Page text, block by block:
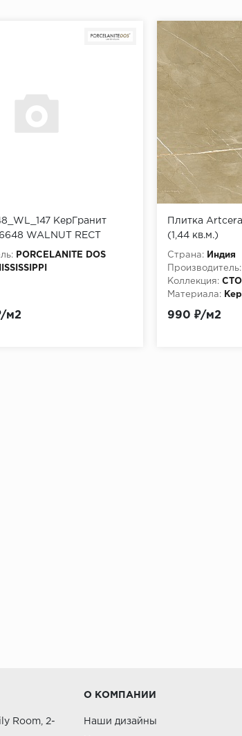
КерГранит
WALNUT RECT
PORCELANITE DOS
м2
Плитка
(1,44 кв.м.)
Страна:
Индия
Производитель:
Коллекция:
Материала:
990 ₽/м2
Room, 2-
О КОМПАНИИ
Наши дизайны